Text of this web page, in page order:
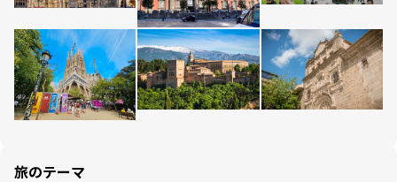
旅のテーマ